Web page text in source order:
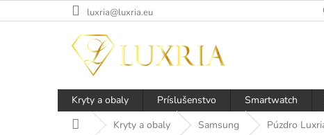
na
luxria@luxria.eu
Kryty a obaly Príslušenstvo Smartwatch
DomovKryty a obaly Samsung Púzdro